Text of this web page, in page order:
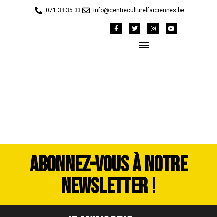
071 38 35 33 info@centreculturelfarciennes.be
ABONNEZ-VOUS À NOTRE
NEWSLETTER !